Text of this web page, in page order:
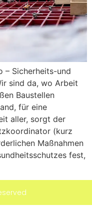
– Sicherheits-und
sind da, wo Arbeit
Baustellen
für eine
aller, sorgt der
(kurz
Maßnahmen
fest,